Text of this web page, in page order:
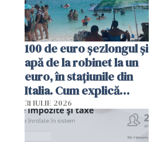
100 de euro șezlongul și
apă de la robinet la un
euro, în stațiunile din
Italia. Cum explică
autoritățile
31 IULIE 2026